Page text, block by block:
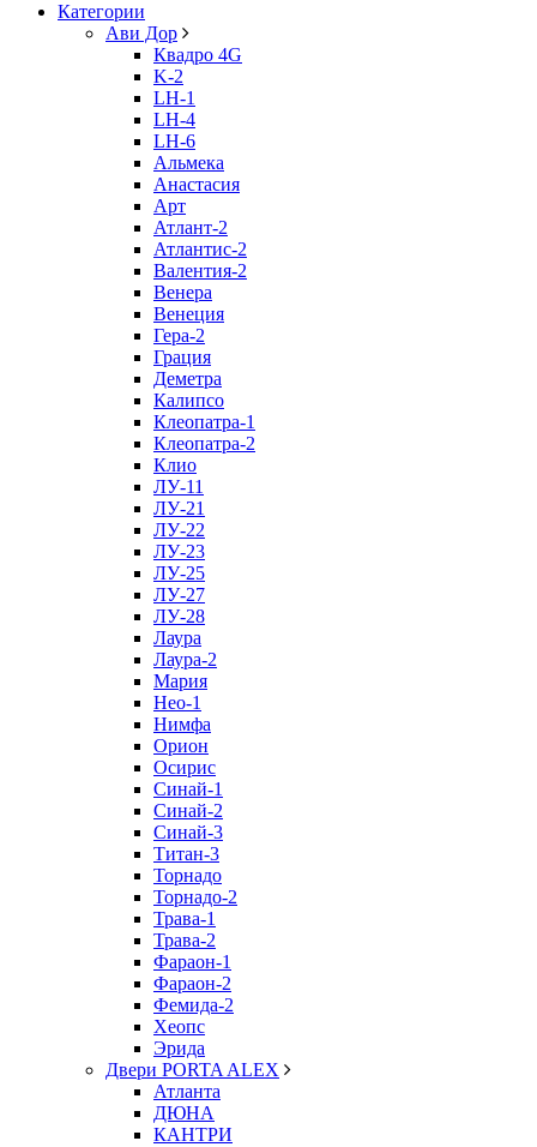
Категории
Ави Дор
Квадро 4G
K-2
LH-1
LH-4
LH-6
Альмека
Анастасия
Арт
Атлант-2
Атлантис-2
Валентия-2
Венера
Венеция
Гера-2
Грация
Деметра
Калипсо
Клеопатра-1
Клеопатра-2
Клио
ЛУ-11
ЛУ-21
ЛУ-22
ЛУ-23
ЛУ-25
ЛУ-27
ЛУ-28
Лаура
Лаура-2
Мария
Нео-1
Нимфа
Орион
Осирис
Синай-1
Синай-2
Синай-3
Титан-3
Торнадо
Торнадо-2
Трава-1
Трава-2
Фараон-1
Фараон-2
Фемида-2
Хеопс
Эрида
Двери PORTA ALEX
Атланта
ДЮНА
КАНТРИ